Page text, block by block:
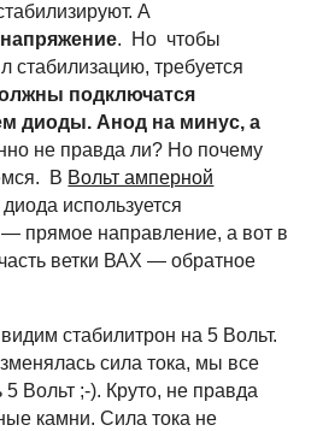
А
. Но чтобы
стабилизацию, требуется
подключатся
диоды. Анод на минус, а
не правда ли? Но почему
В Вольт амперной
диода используется
— прямое направление, а вот в
ветки ВАХ — обратное
стабилитрон на 5 Вольт.
сила тока, мы все
Вольт ;-). Круто, не правда
камни. Сила тока не